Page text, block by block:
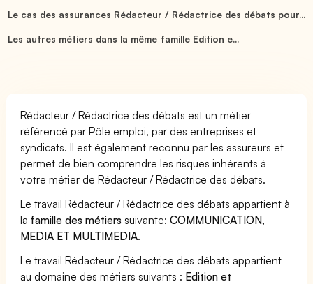
Le cas des assurances Rédacteur / Rédactrice des débats pour...
Les autres métiers dans la même famille Edition e...
Rédacteur / Rédactrice des débats est un métier
référencé par Pôle emploi, par des entreprises et
syndicats. Il est également reconnu par les assureurs et
permet de bien comprendre les risques inhérents à
votre métier de Rédacteur / Rédactrice des débats.
Le travail Rédacteur / Rédactrice des débats appartient à
la famille des métiers suivante:COMMUNICATION,
MEDIA ET MULTIMEDIA.
Le travail Rédacteur / Rédactrice des débats appartient
au domaine des métiers suivants : Edition et